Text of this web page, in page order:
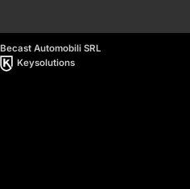
Becast Automobili SRL
Keysolutions